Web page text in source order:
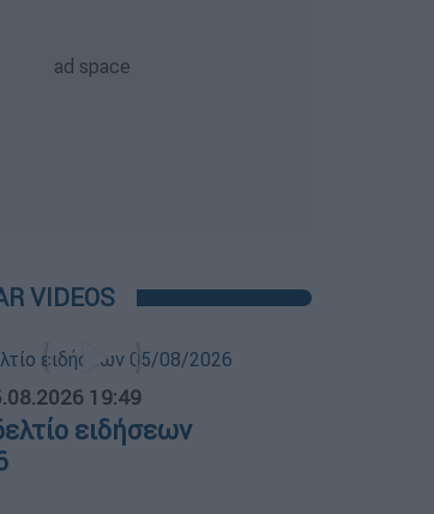
VIDEOS
19:49
ειδήσεων